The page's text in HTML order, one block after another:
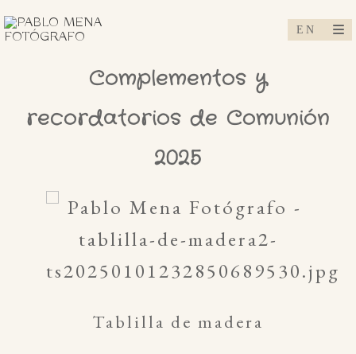
Complementos y
recordatorios de Comunión
2025
Tablilla de madera